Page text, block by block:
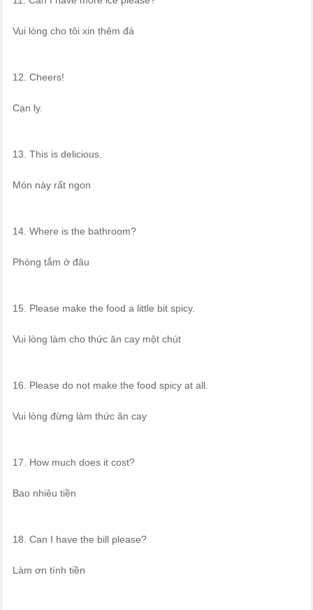
Vui lòng cho tôi xin thêm đá
12. Cheers!
Cạn ly.
13. This is delicious.
Món này rất ngon
14. Where is the bathroom?
Phòng tắm ở đâu
15. Please make the food a little bit spicy.
Vui lòng làm cho thức ăn cay một chút
16. Please do not make the food spicy at all.
Vui lòng đừng làm thức ăn cay
17. How much does it cost?
Bao nhiêu tiền
18. Can I have the bill please?
Làm ơn tính tiền